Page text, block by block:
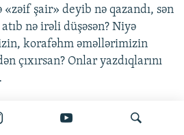
şair» deyib nə qazandı, sən
nə irəli düşəsən? Niyə
korafəhm əməllərimizin
çıxırsan? Onlar yazdıqlarını
nəinki bircə cümləsindən,